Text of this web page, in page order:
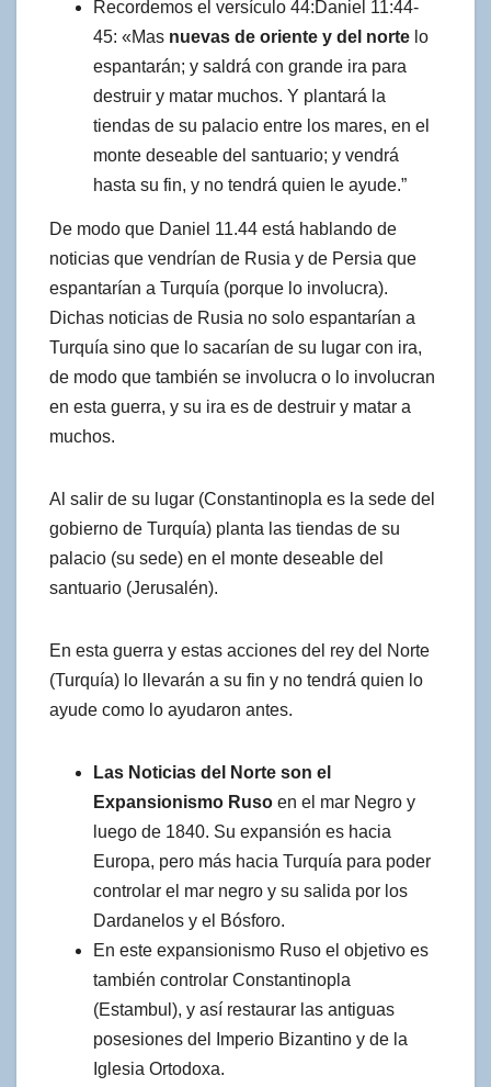
Recordemos el versículo 44:Daniel 11:44-
45: «Mas nuevas de oriente y del norte lo
espantarán; y saldrá con grande ira para
destruir y matar muchos. Y plantará la
tiendas de su palacio entre los mares, en el
monte deseable del santuario; y vendrá
hasta su fin, y no tendrá quien le ayude.”
De modo que Daniel 11.44 está hablando de
noticias que vendrían de Rusia y de Persia que
espantarían a Turquía (porque lo involucra).
Dichas noticias de Rusia no solo espantarían a
Turquía sino que lo sacarían de su lugar con ira,
de modo que también se involucra o lo involucran
en esta guerra, y su ira es de destruir y matar a
muchos.
Al salir de su lugar (Constantinopla es la sede del
gobierno de Turquía) planta las tiendas de su
palacio (su sede) en el monte deseable del
santuario (Jerusalén).
En esta guerra y estas acciones del rey del Norte
(Turquía) lo llevarán a su fin y no tendrá quien lo
ayude como lo ayudaron antes.
Las Noticias del Norte son el
Expansionismo Ruso en el mar Negro y
luego de 1840. Su expansión es hacia
Europa, pero más hacia Turquía para poder
controlar el mar negro y su salida por los
Dardanelos y el Bósforo.
En este expansionismo Ruso el objetivo es
también controlar Constantinopla
(Estambul), y así restaurar las antiguas
posesiones del Imperio Bizantino y de la
Iglesia Ortodoxa.